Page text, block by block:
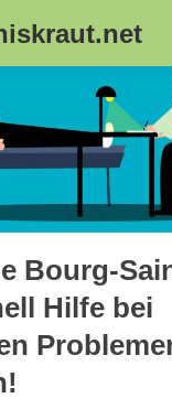
Bourg-
Hilfe bei